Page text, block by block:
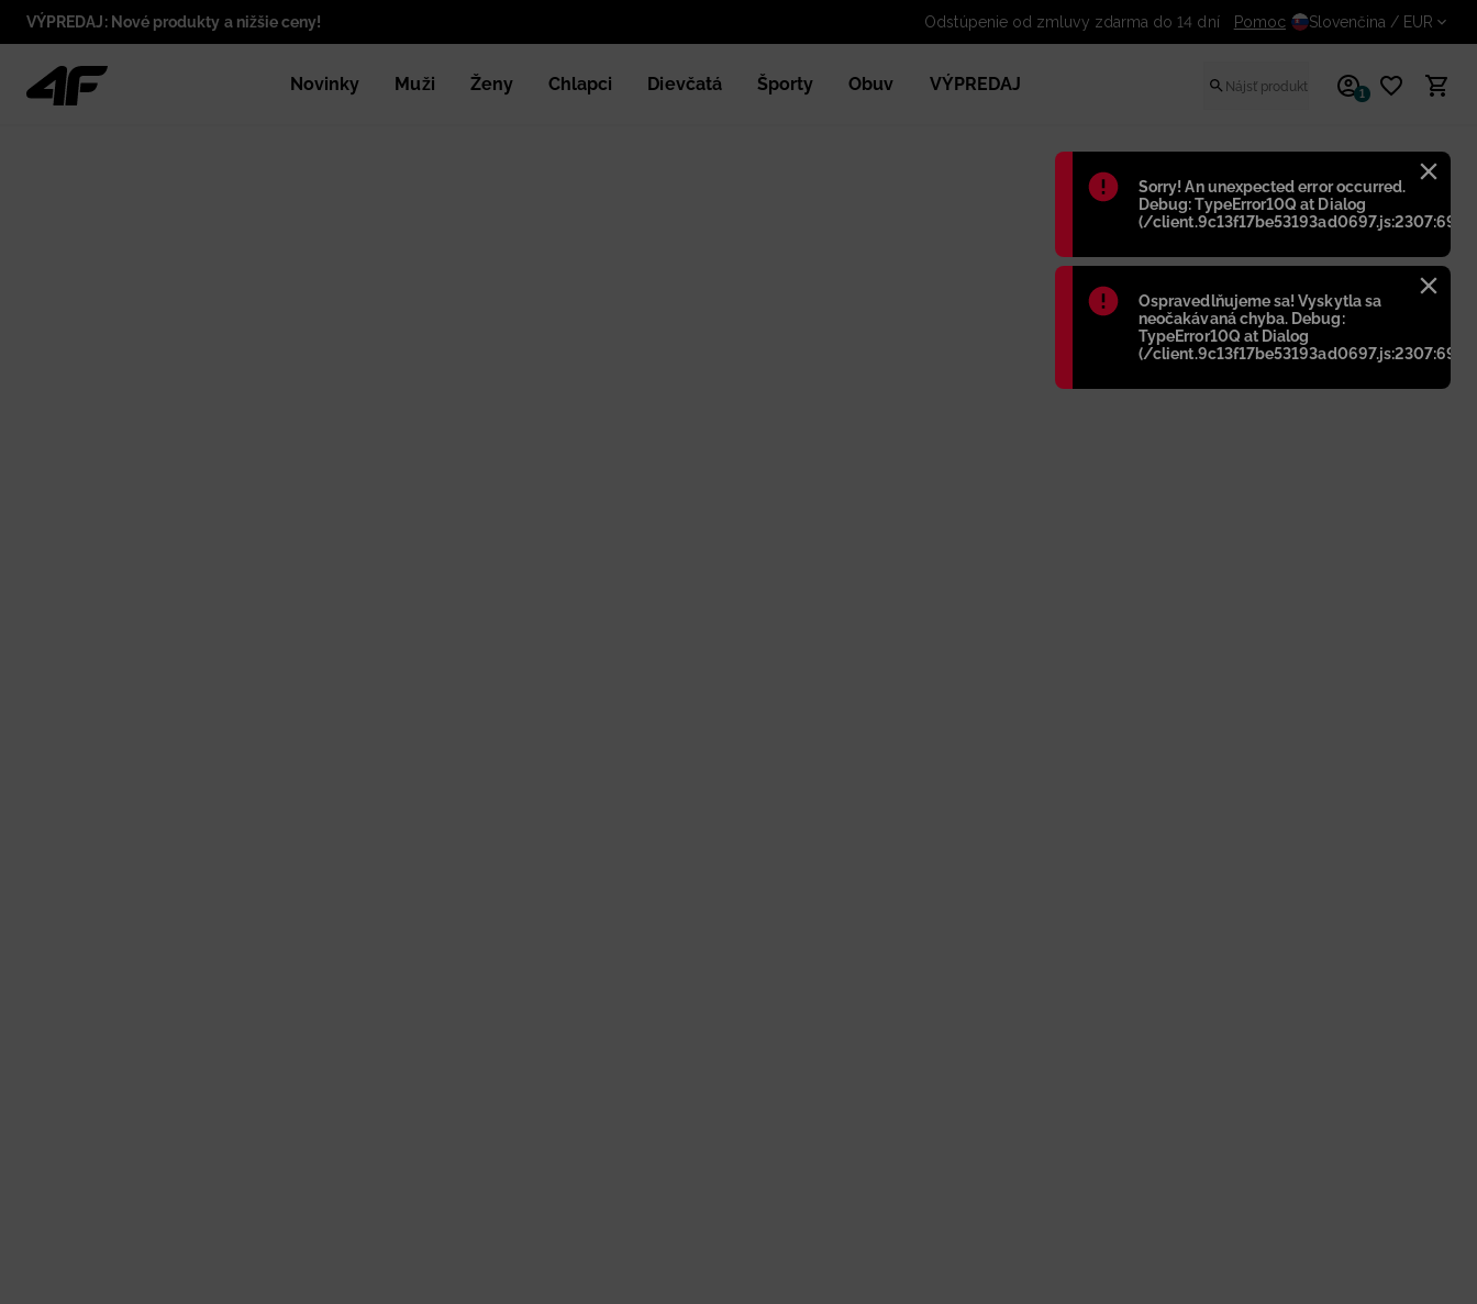
Błąd:
Sorry! An unexpected error occurred.
Debug: TypeError10Q at Dialog
(/client.9c13f17be53193ad0697.js:2307:698)
Błąd:
Ospravedlňujeme sa! Vyskytla sa
neočakávaná chyba. Debug:
TypeError10Q at Dialog
(/client.9c13f17be53193ad0697.js:2307:698)
VÝPREDAJ: Nové produkty a nižšie ceny! Odstúpenie od zmluvy zdarma do 14 dní Pomoc Slovenčina / EUR
Novinky Muži Ženy Chlapci Dievčatá Športy Obuv VÝPREDAJ 1